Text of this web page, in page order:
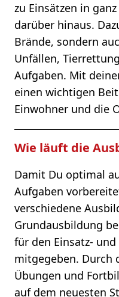
zu Einsätzen in
darüber hinaus.
Brände, sondern
Unfällen,
Aufgaben. Mit
einen wichtigen
Einwohner und die
Wie läuft die
Damit Du optimal
Aufgaben
verschiedene
Grundausbildung
für den Einsatz-
mitgegeben. Durch
Übungen und
auf dem neuesten